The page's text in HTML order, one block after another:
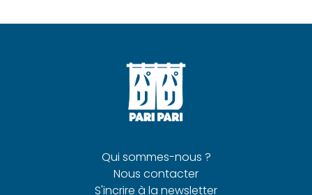
Qui sommes-nous ?
Nous contacter
S'incrire à la newsletter